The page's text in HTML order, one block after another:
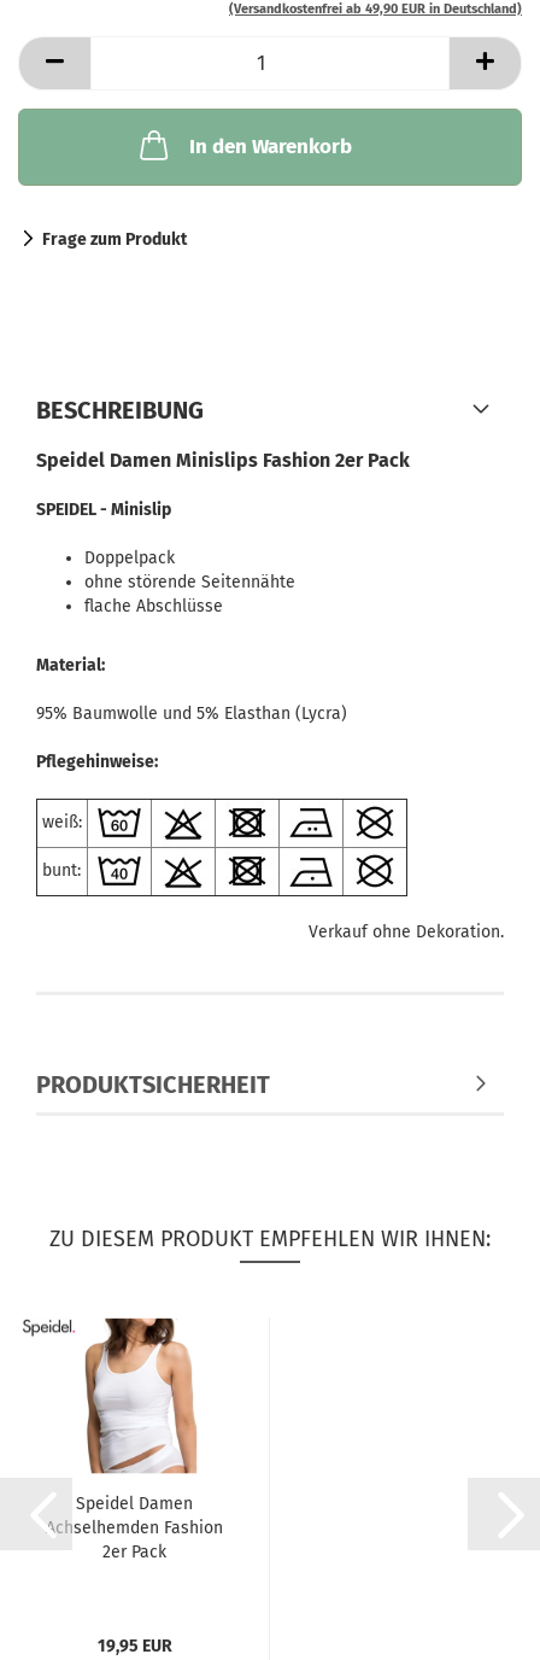
(Versandkostenfrei ab 49,90 EUR in Deutschland)
In den Warenkorb
Frage zum Produkt
BESCHREIBUNG
Speidel Damen Minislips Fashion 2er Pack
SPEIDEL - Minislip
Doppelpack
ohne störende Seitennähte
flache Abschlüsse
Material:
95% Baumwolle und 5% Elasthan (Lycra)
Pflegehinweise:
weiß:
bunt:
Verkauf ohne Dekoration.
PRODUKTSICHERHEIT
ZU DIESEM PRODUKT EMPFEHLEN WIR IHNEN:
Speidel Damen
Achselhemden Fashion
2er Pack
19,95 EUR